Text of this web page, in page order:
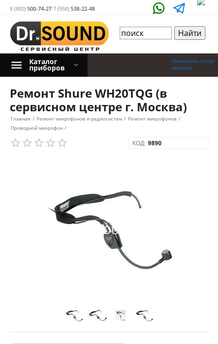
8 (800) 500-74-27 7 (958) 538-22-48
Проверить статус
ремонта
Каталог
приборов
Ремонт Shure WH20TQG (в
сервисном центре г. Москва)
Главная / Ремонт микрофонов и радиосистем / Ремонт микрофонов /
Проводной микрофон /
КОД: 9890